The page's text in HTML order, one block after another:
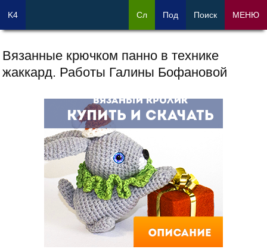
Вязанные крючком панно в технике
жаккард. Работы Галины Бофановой
K4 Сл Под Поиск МЕНЮ